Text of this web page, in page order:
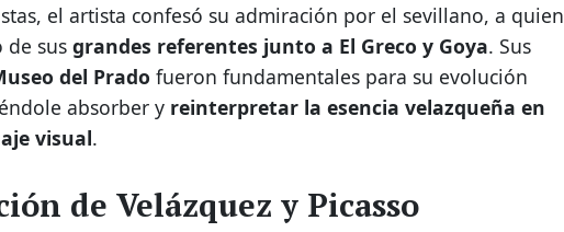
el artista confesó su admiración por el sevillano, a quien
de sus grandes referentes junto a El Greco y Goya. Sus
del Prado fueron fundamentales para su evolución
absorber y reinterpretar la esencia velazqueña en
visual.
de Velázquez y Picasso